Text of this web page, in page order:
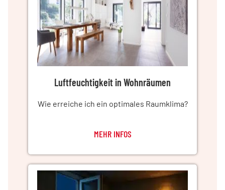
Luftfeuchtigkeit in Wohnräumen
Wie erreiche ich ein optimales Raumklima?
MEHR INFOS